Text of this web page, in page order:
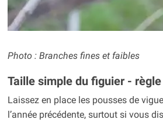
Photo : Branches fines et faibles
Taille simple du figuier - règle
Laissez en place les pousses de
l’année précédente, surtout si vous